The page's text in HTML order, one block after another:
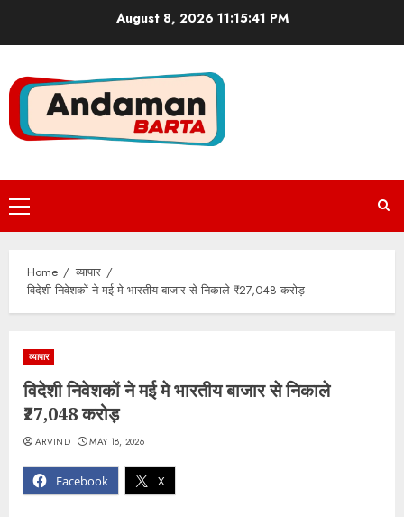
August 8, 2026 11:15:41 PM
Primary
Menu
Home
व्यापार
विदेशी निवेशकों ने मई मे भारतीय बाजार से निकाले ₹27,048 करोड़
व्यापार
विदेशी निवेशकों ने मई मे भारतीय बाजार से निकाले
₹27,048 करोड़
Facebook X
ARVIND MAY 18, 2026